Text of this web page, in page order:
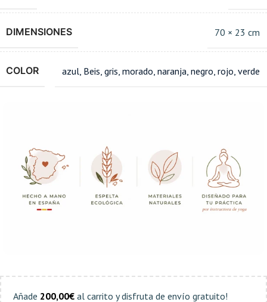
DIMENSIONES 70 × 23 cm
COLOR azul Beis gris morado naranja negro rojo verde
Añade 200,00€ al carrito y disfruta de envío gratuito!